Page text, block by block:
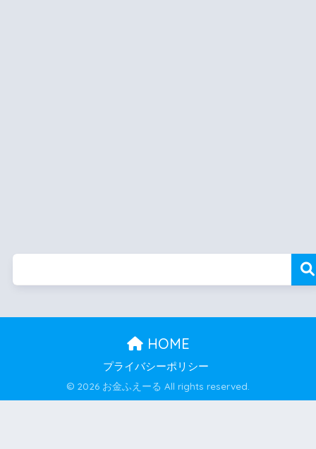
HOME
プライバシーポリシー
© 2026 お金ふえーる All rights reserved.